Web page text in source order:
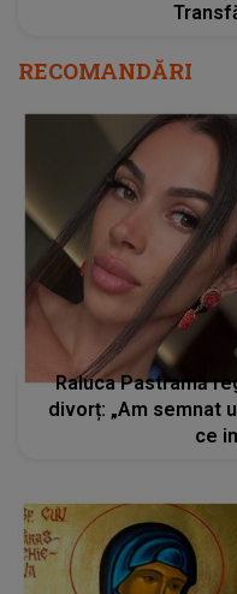
RECOMANDĂRI
Raluca Pastramă
divorț: „Am semnat
ce